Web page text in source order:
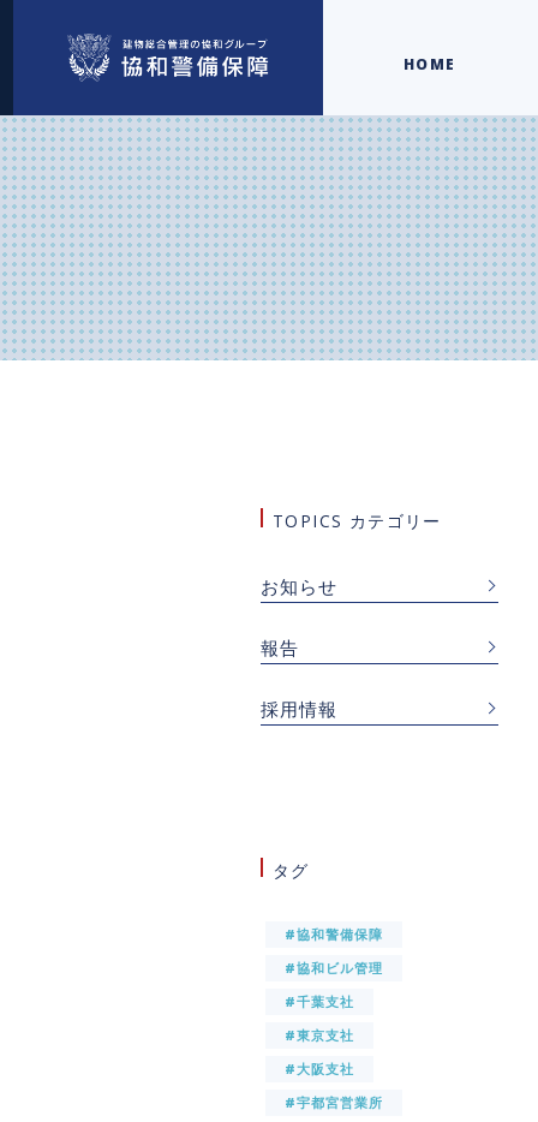
HOME
TOPICS カテゴリー
お知らせ
報告
採用情報
タグ
#協和警備保障
#協和ビル管理
#千葉支社
#東京支社
#大阪支社
#宇都宮営業所